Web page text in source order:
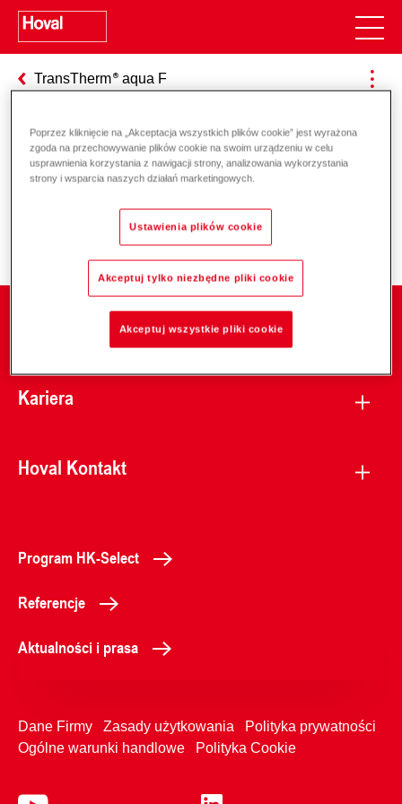
TransTherm aqua F
Odpowiedzialność za energię i
Kariera
Hoval Kontakt
Program HK-Select
Referencje
Aktualności i prasa
Dane Firmy Zasady użytkowania
Polityka prywatności
Ogólne warunki handlowe
Polityka Cookie
Poprzez kliknięcie na „Akceptacja wszystkich plików cookie” jest wyrażona
zgoda na przechowywanie plików cookie na swoim urządzeniu w celu
usprawnienia korzystania z nawigacji strony, analizowania wykorzystania
strony i wsparcia naszych działań marketingowych.
Ustawienia plików cookie
Akceptuj tylko niezbędne pliki cookie
Akceptuj wszystkie pliki cookie